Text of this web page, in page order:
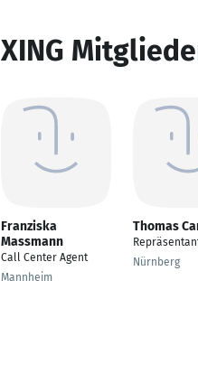
XING
Franziska
Massmann
Call Center Agent
Mannheim
Thomas
Nürnberg